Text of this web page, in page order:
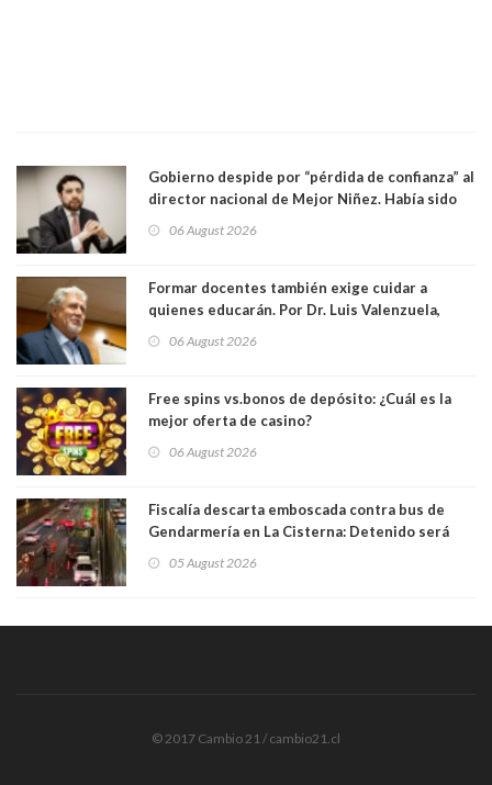
Gobierno despide por “pérdida de confianza” al
director nacional de Mejor Niñez. Había sido
06 August 2026
Formar docentes también exige cuidar a
quienes educarán. Por Dr. Luis Valenzuela,
Académicos U. Católica Silva Henríquez
06 August 2026
Free spins vs.bonos de depósito: ¿Cuál es la
mejor oferta de casino?
06 August 2026
Fiscalía descarta emboscada contra bus de
Gendarmería en La Cisterna: Detenido será
05 August 2026
© 2017 Cambio 21 / cambio21.cl